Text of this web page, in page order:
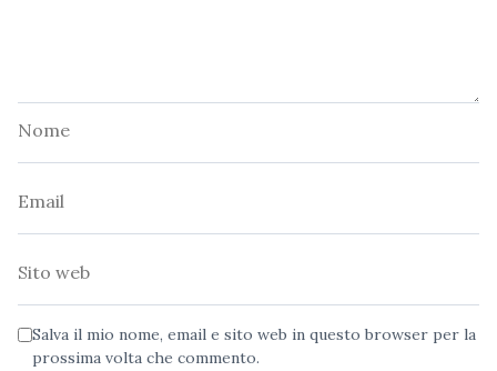
Salva il mio nome, email e sito web in questo browser per la
prossima volta che commento.